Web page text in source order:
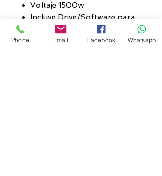
Voltaje 1500w
Incluye Drive/Software para
sistema operativo Windows.
Peso 1050 kg.
Phone Email Facebook Whatsapp